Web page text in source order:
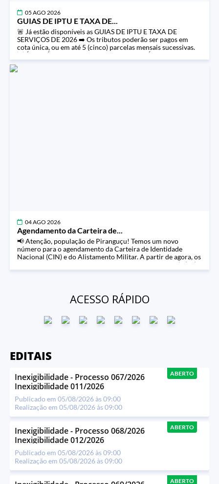
05 AGO 2026
GUIAS DE IPTU E TAXA DE...
🚨 Já estão disponíveis as GUIAS DE IPTU E TAXA DE
SERVIÇOS DE 2026 ➡️ Os tributos poderão ser pagos em
cota única, ou em até 5 (cinco) parcelas mensais sucessivas.
💡 É POSSÍVEL RETIRAR SUA GUIA ATRAVÉS DO LINK:
home.jsf 📌 Cota Única:10/08/2026 📌 1ª parcela:
04 AGO 2026
Agendamento da Carteira de...
📢 Atenção, população de Piranguçu! Temos um novo
número para o agendamento da Carteira de Identidade
Nacional (CIN) e do Alistamento Militar. A partir de agora, os
atendimentos devem ser agendados pelo WhatsApp: 📱 (35)
99874-3319 Entre em contato para marcar seu atendimento,
atendimento mais prático e eficiente para todos. 💚
#PrefeituraDePiranguçu #Piranguçu #CIN
#WhatsApp
ACESSO RÁPIDO
EDITAIS
Inexigibilidade - Processo 067/2026
Inexigibilidade 011/2026
Publicado em 05/08/2026 às 09:00
Realização em 05/08/2026 às 09:00
ABERTO
Inexigibilidade - Processo 068/2026
Inexigibilidade 012/2026
Publicado em 05/08/2026 às 09:00
Realização em 05/08/2026 às 09:00
ABERTO
ABERTO